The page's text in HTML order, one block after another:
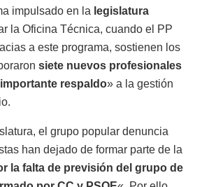
impulsado en la legislatura
la Oficina Técnica, cuando el PP
a este programa, sostienen los
siete nuevos profesionales
respaldo» a la gestión
el grupo popular denuncia
han dejado de formar parte de la
la falta de previsión del grupo de